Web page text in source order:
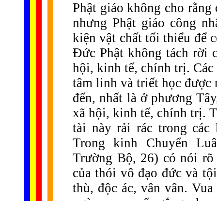
Phật giáo không cho
nhưng Phật giáo công
kiện vật chất tối thiểu để
Đức Phật không tách rời
hội, kinh tế, chính trị. Các
tâm linh và triết học
đến, nhất là ở phương
xã hội, kinh tế, chính trị.
tài này rải rác trong
Trong kinh Chuyển
Trường Bộ, 26) có nói
của thói vô đạo đức và
thù, độc ác, vân vân.